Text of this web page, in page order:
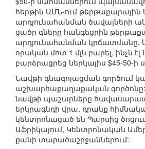
հերթին ԱՄՆ-ում թերթաքարային
արդյունահանման ծավալների
ցածր գները հանգեցրին
արդյունահանման կրճատմանը,
օրական մոտ 1 մլն բարել, ինչն
բարձրացրեց ներկայիս $45-50-ի
Նավթի գնագոյացման գործում
աշխարհաքաղաքական գործոնը:
նավթի պաշարները
երկրագնդի վրա, դրանք
կենտրոնացած են Պարսից
Աֆրիկայում, Կենտրոնական
քանի տարածաշրջաններում: